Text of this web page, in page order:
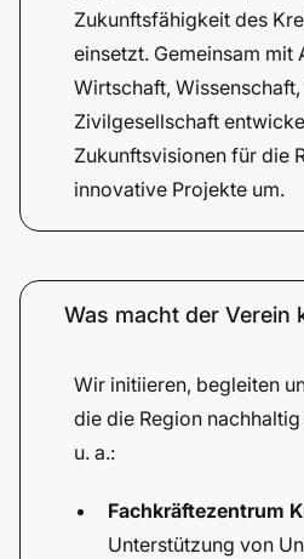
Zukunftsfähigkeit des
einsetzt. Gemeinsam mit
Wirtschaft,
Zivilgesellschaft
Zukunftsvisionen für die
innovative Projekte um.
Was macht der Verein
Wir initiieren, begleiten
die die Region
u. a.:
Fachkräftezentrum
Unterstützung von